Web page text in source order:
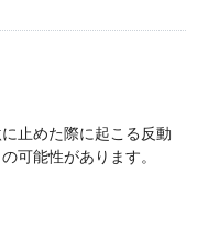
止めた際に起こる反動
可能性があります。